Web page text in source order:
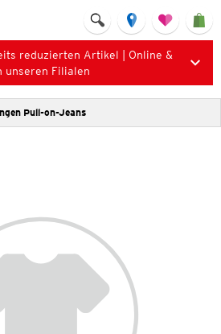
reduzierten Artikel | Online &
unseren Filialen
Pull-on-Jeans